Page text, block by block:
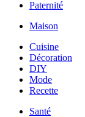
Paternité
Maison
Cuisine
Décoration
DIY
Mode
Recette
Santé